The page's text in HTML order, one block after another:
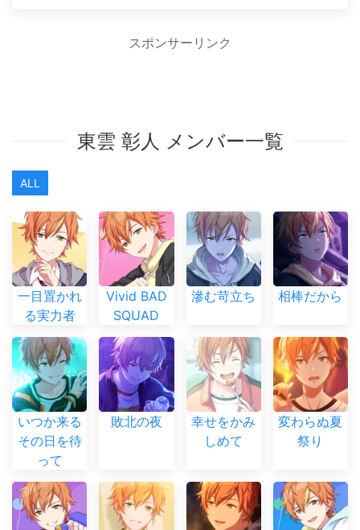
スポンサーリンク
東雲 彰人 メンバー一覧
ALL
一目置かれ
る実力者
Vivid BAD
SQUAD
滲む苛立ち 相棒だから
いつか来る
その日を待
って
敗北の夜
幸せをかみ
しめて
変わらぬ夏
祭り